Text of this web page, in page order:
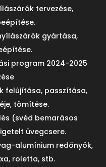
tervezése,
gyártása,
program 2024-2025
felújítása, passzítása,
tömítése.
(svéd bemarásos
üvegcsere.
alumínium redőnyök,
roletta, stb.